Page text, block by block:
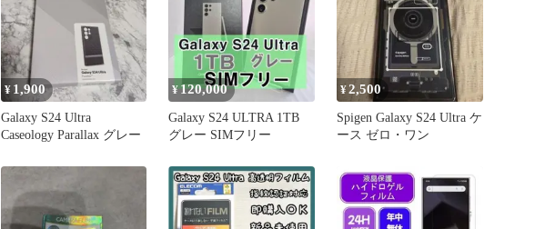
¥ 1,900
Galaxy S24 Ultra
Caseology Parallax グレー
¥120,000
Galaxy S24 ULTRA 1TB
グレー SIMフリー
¥2,500
Spigen Galaxy S24 Ultra ケ
ース ゼロ・ワン